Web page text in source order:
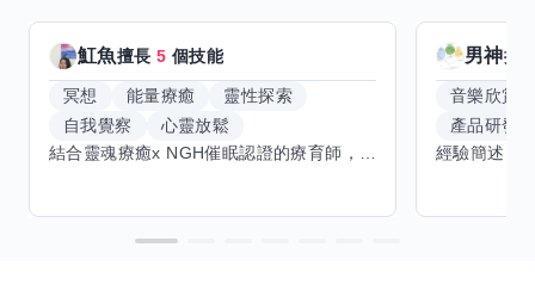
魟魚擅長5 個技能
冥想 能量療癒
靈性探索
自我覺察
心靈放鬆
男神擅
音樂欣賞
產品研發